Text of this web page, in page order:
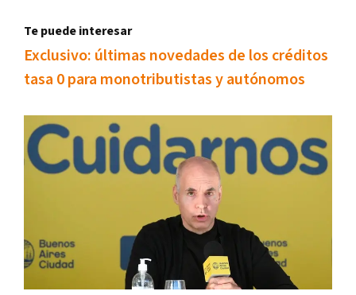
Te puede interesar
Exclusivo: últimas novedades de los créditos
tasa 0 para monotributistas y autónomos